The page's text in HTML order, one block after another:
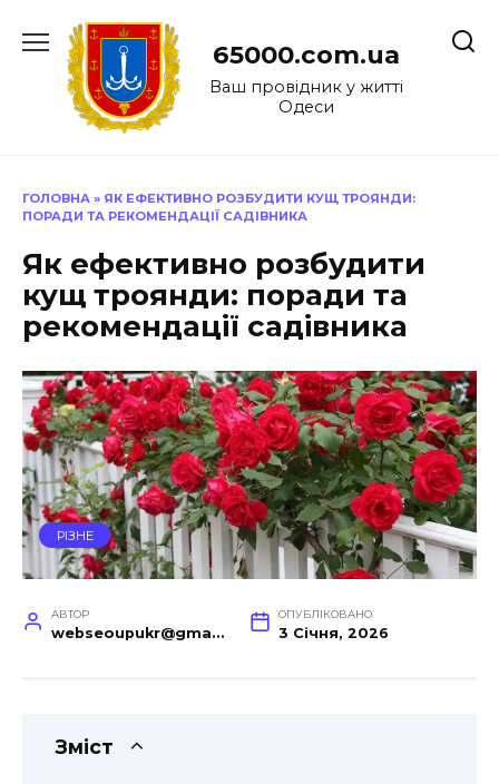
до
65000.com.ua
Ваш провідник у житті
Одеси
ГОЛОВНА » ЯК ЕФЕКТИВНО РОЗБУДИТИ КУЩ ТРОЯНДИ:
ПОРАДИ ТА РЕКОМЕНДАЦІЇ САДІВНИКА
Як ефективно розбудити
кущ троянди: поради та
рекомендації садівника
РІЗНЕ
АВТОР
webseoupukr@gmail.com
ОПУБЛІКОВАНО
3 Січня, 2026
Зміст